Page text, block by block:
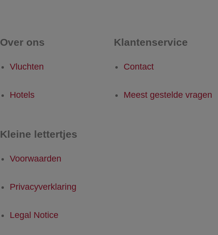
Over ons
Vluchten
Hotels
Klantenservice
Contact
Meest gestelde vragen
Kleine lettertjes
Voorwaarden
Privacyverklaring
Legal Notice